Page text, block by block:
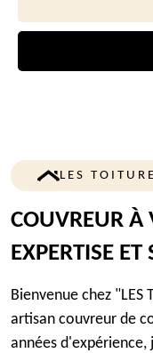
LES
COUVREUR À
EXPERTISE
Bienvenue chez "LES
artisan couvreur de
années d'expérience,